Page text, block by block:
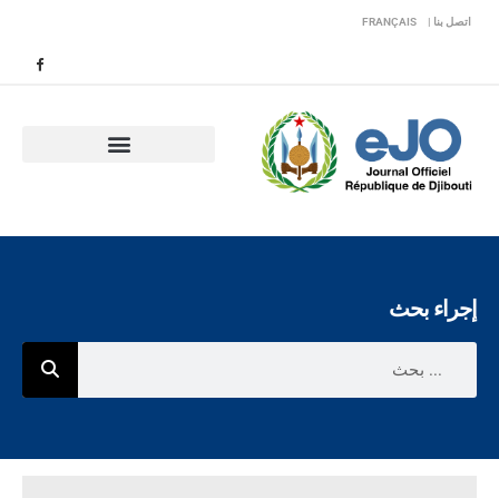
اتصل بنا | FRANÇAIS
إجراء بحث